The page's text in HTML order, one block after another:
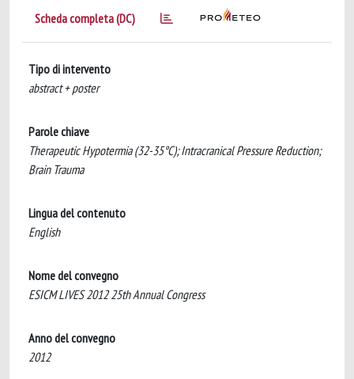
Scheda completa (DC)
Tipo di intervento
abstract + poster
Parole chiave
Therapeutic Hypotermia (32-35°C); Intracranical Pressure Reduction;
Brain Trauma
Lingua del contenuto
English
Nome del convegno
ESICM LIVES 2012 25th Annual Congress
Anno del convegno
2012